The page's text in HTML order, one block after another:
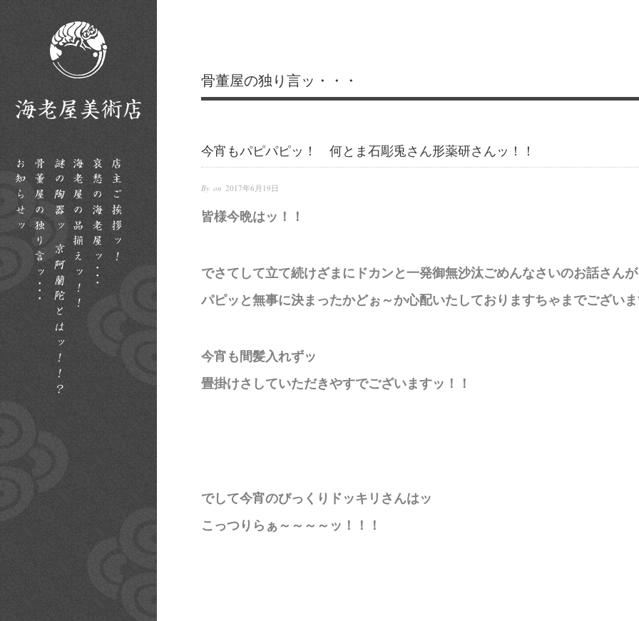
骨董屋の独り言ッ・・・
今宵もパピパピッ！ 何とま石彫兎さん形薬研さんッ！！
By on 2017年6月19日
皆様今晩はッ！！
でさてして立て続けざまにドカンと一発御無沙汰ごめんなさいのお話さんが
パピッと無事に決まったかどぉ～か心配いたしておりますちゃまでござい
今宵も間髪入れずッ
畳掛けさしていただきやすでございますッ！！
でして今宵のびっくりドッキリさんはッ
こっつりらぁ～～～～ッ！！！